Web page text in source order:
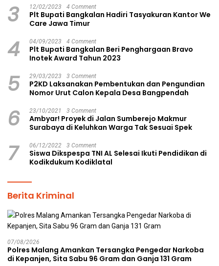
3 12/02/2023 4 Comment
Plt Bupati Bangkalan Hadiri Tasyakuran Kantor We
Care Jawa Timur
4 04/09/2023 4 Comment
Plt Bupati Bangkalan Beri Penghargaan Bravo
Inotek Award Tahun 2023
5 29/03/2023 3 Comment
P2KD Laksanakan Pembentukan dan Pengundian
Nomor Urut Calon Kepala Desa Bangpendah
6 23/10/2021 3 Comment
Ambyar! Proyek di Jalan Sumberejo Makmur
Surabaya di Keluhkan Warga Tak Sesuai Spek
7 06/12/2022 3 Comment
Siswa Dikspespa TNI AL Selesai Ikuti Pendidikan di
Kodikdukum Kodiklatal
Berita Kriminal
07/08/2026
Polres Malang Amankan Tersangka Pengedar Narkoba
di Kepanjen, Sita Sabu 96 Gram dan Ganja 131 Gram